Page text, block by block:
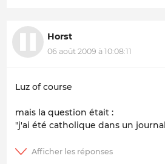
Horst
06 août 2009 à 10:08:11
Luz of course
mais la question était :
"j'ai été catholique dans un